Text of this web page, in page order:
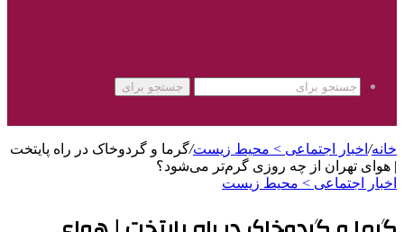
جستجو برای
خانه/ اخبار اجتماعی > محیط زیست/گرما و گردوخاک در راه پایتخت
| هوای تهران از چه روزی گرم‌تر می‌شود؟
اخبار اجتماعی > محیط زیست